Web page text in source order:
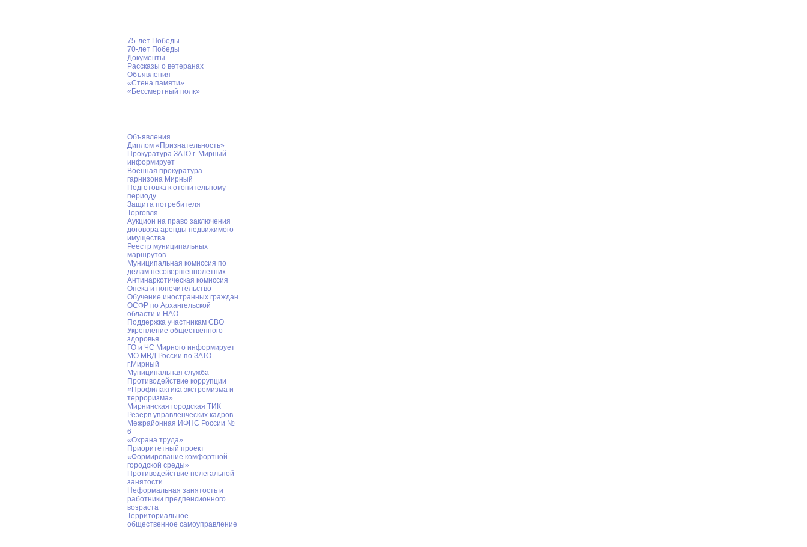
75-лет Победы
70-лет Победы
Документы
Рассказы о ветеранах
Объявления
«Стена памяти»
«Бессмертный полк»
Объявления
Диплом «Признательность»
Прокуратура ЗАТО г. Мирный
информирует
Военная прокуратура
гарнизона Мирный
Подготовка к отопительному
периоду
Защита потребителя
Торговля
Аукцион на право заключения
договора аренды недвижимого
имущества
Реестр муниципальных
маршрутов
Муниципальная комиссия по
делам несовершеннолетних
Антинаркотическая комиссия
Опека и попечительство
Обучение иностранных граждан
ОСФР по Архангельской
области и НАО
Поддержка участникам СВО
Укрепление общественного
здоровья
ГО и ЧС Мирного информирует
МО МВД России по ЗАТО
г.Мирный
Муниципальная cлужба
Противодействие коррупции
«Профилактика экстремизма и
терроризма»
Мирнинская городская ТИК
Резерв управленческих кадров
Межрайонная ИФНС России №
6
«Охрана труда»
Приоритетный проект
«Формирование комфортной
городской среды»
Противодействие нелегальной
занятости
Неформальная занятость и
работники предпенсионного
возраста
Территориальное
общественное самоуправление